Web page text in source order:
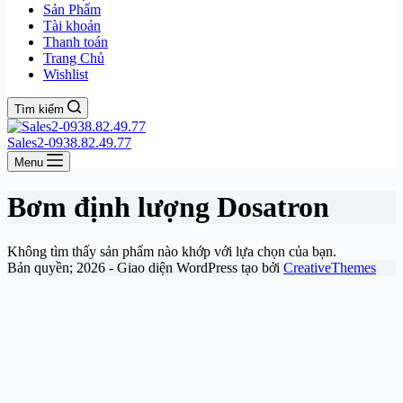
Sản Phẩm
Tài khoản
Thanh toán
Trang Chủ
Wishlist
Tìm kiếm
Sales2-0938.82.49.77
Menu
Bơm định lượng Dosatron
Không tìm thấy sản phẩm nào khớp với lựa chọn của bạn.
Bản quyền; 2026 - Giao diện WordPress tạo bởi CreativeThemes